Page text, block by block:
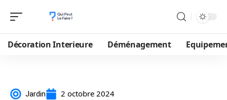
Décoration Interieure Déménagement
Jardin 2 octobre 2024